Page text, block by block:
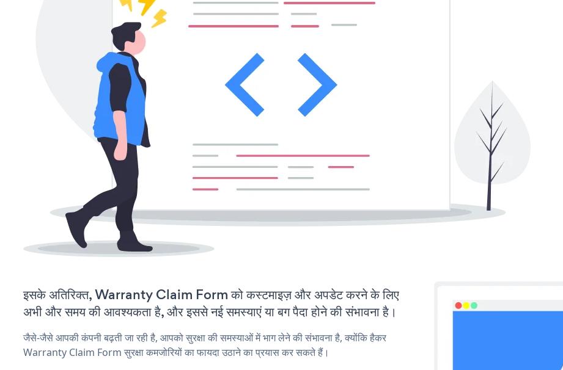
इसके अतिरिक्त, Warranty Claim Form को कस्टमाइज़ और अपडेट करने के लिए
अभी और समय की आवश्यकता है, और इससे नई समस्याएं या बग पैदा होने की संभावना है।
जैसे-जैसे आपकी कंपनी बढ़ती जा रही है, आपको सुरक्षा की समस्याओं में भाग लेने की संभावना है, क्योंकि हैकर
Warranty Claim Form सुरक्षा कमजोरियों का फायदा उठाने का प्रयास कर सकते हैं।